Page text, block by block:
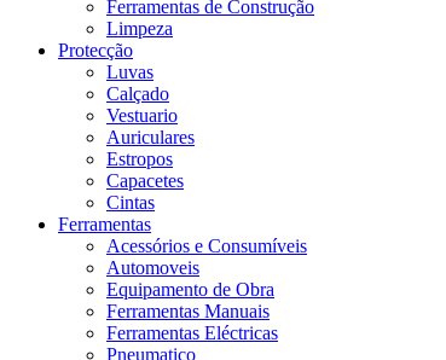
Ferramentas de Construção
Limpeza
Protecção
Luvas
Calçado
Vestuario
Auriculares
Estropos
Capacetes
Cintas
Ferramentas
Acessórios e Consumíveis
Automoveis
Equipamento de Obra
Ferramentas Manuais
Ferramentas Eléctricas
Pneumatico